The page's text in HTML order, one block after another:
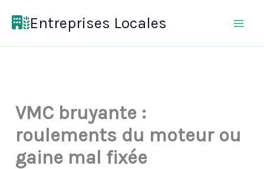
Entreprises Locales
VMC bruyante :
roulements du moteur ou
gaine mal fixée